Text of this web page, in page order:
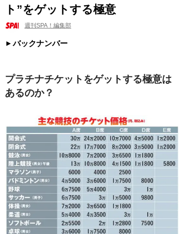
ト”をゲットする極意
週刊SPA！編集部
バックナンバー
プラチナチケットをゲットする極意は
あるのか？